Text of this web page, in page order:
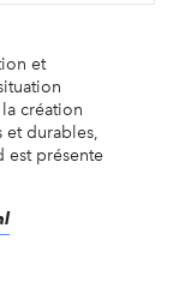
et
création
et durables,
est présente